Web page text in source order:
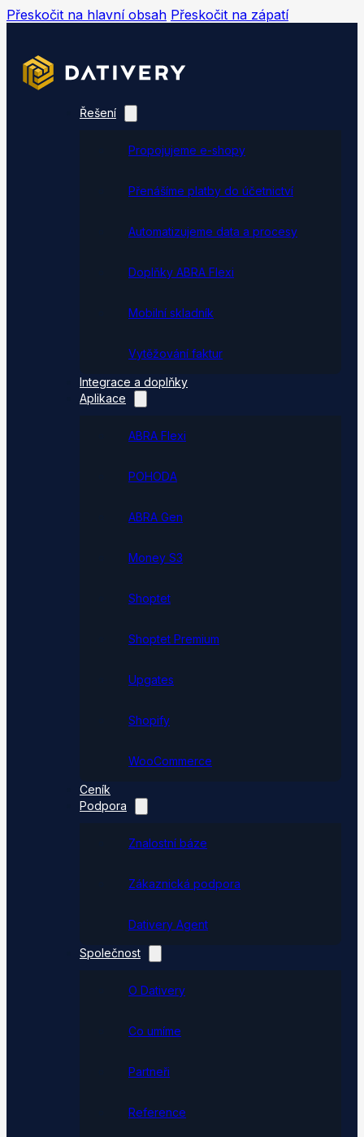
Přeskočit na hlavní obsah Přeskočit na zápatí
Řešení
Propojujeme e-shopy
Přenášíme platby do účetnictví
Automatizujeme data a procesy
Doplňky ABRA Flexi
Mobilní skladník
Vytěžování faktur
Integrace a doplňky
Aplikace
ABRA Flexi
POHODA
ABRA Gen
Money S3
Shoptet
Shoptet Premium
Upgates
Shopify
WooCommerce
Ceník
Podpora
Znalostní báze
Zákaznická podpora
Dativery Agent
Společnost
O Dativery
Co umíme
Partneři
Reference